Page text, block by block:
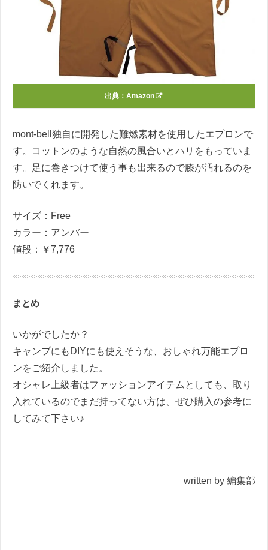
出典： Amazon
mont-bell独自に開発した難燃素材を使用したエプロンで
す。コットンのような自然の風合いとハリをもっていま
す。足に巻きつけて使う事も出来るので膝が汚れるのを
防いでくれます。
サイズ：Free
カラー：アンバー
値段：￥7,776
まとめ
いかがでしたか？
キャンプにもDIYにも使えそうな、おしゃれ万能エプロ
ンをご紹介しました。
オシャレ上級者はファッションアイテムとしても、取り
入れているのでまだ持ってない方は、ぜひ購入の参考に
してみて下さい♪
written by 編集部